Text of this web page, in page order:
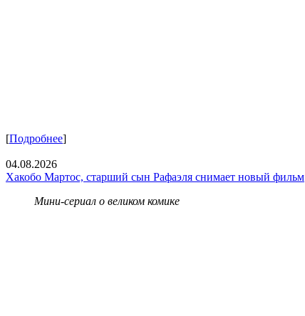
[Подробнее]
04.08.2026
Хакобо Мартос, старший сын Рафаэля снимает новый фильм
Мини-сериал о великом комике